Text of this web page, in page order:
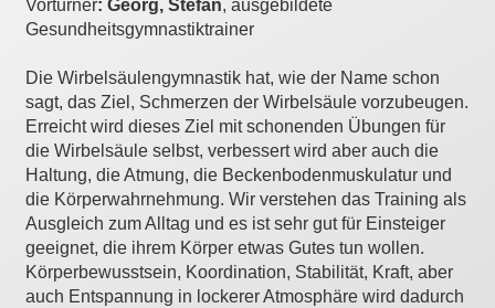
Vorturner: Georg, Stefan, ausgebildete
Gesundheitsgymnastiktrainer
Die Wirbelsäulengymnastik hat, wie der Name schon
sagt, das Ziel, Schmerzen der Wirbelsäule vorzubeugen.
Erreicht wird dieses Ziel mit schonenden Übungen für
die Wirbelsäule selbst, verbessert wird aber auch die
Haltung, die Atmung, die Beckenbodenmuskulatur und
die Körperwahrnehmung. Wir verstehen das Training als
Ausgleich zum Alltag und es ist sehr gut für Einsteiger
geeignet, die ihrem Körper etwas Gutes tun wollen.
Körperbewusstsein, Koordination, Stabilität, Kraft, aber
auch Entspannung in lockerer Atmosphäre wird dadurch